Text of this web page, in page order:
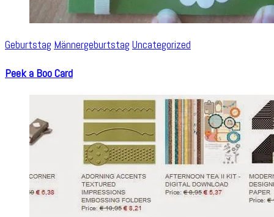
Geburtstag Männergeburtstag Uncategorized
Peek a Boo Card